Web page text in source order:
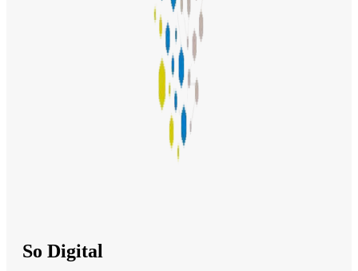
So Digital